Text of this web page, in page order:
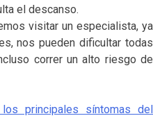
el descanso.
visitar un especialista, ya
nos pueden dificultar todas
correr un alto riesgo de